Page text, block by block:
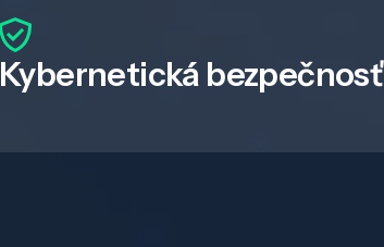
Kybernetická bezpečnosť